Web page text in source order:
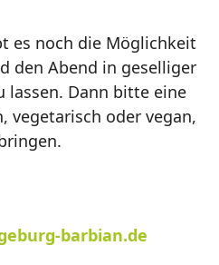
es noch die Möglichkeit
den Abend in geselliger
lassen. Dann bitte eine
vegetarisch oder vegan,
barbian.de